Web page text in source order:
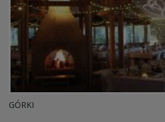
GÓRKI